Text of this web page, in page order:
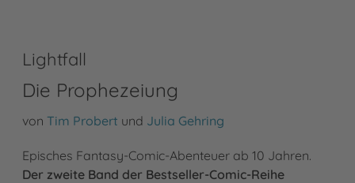
Lightfall
Die Prophezeiung
von Tim Probert und Julia Gehring
Episches Fantasy-Comic-Abenteuer ab 10 Jahren.
Der zweite Band der Bestseller-Comic-Reihe